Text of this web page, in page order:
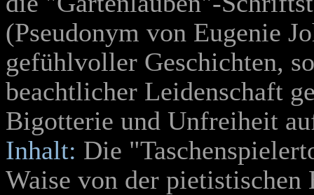
(Pseudonym von Eugenie
gefühlvoller Geschichten,
beachtlicher Leidenschaft
Bigotterie und Unfreiheit
Inhalt: Die
Waise von der